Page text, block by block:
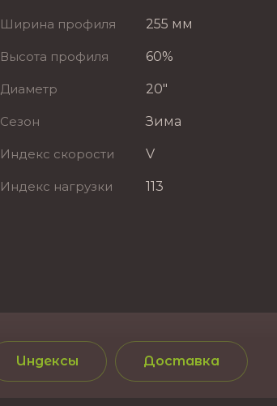
Ширина профиля 255 мм
Высота профиля 60%
Диаметр 20"
Сезон Зима
Индекс скорости V
Индекс нагрузки 113
Индексы Доставка